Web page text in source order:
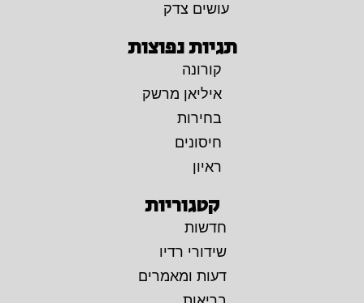
עושים צדק
תגיות נפוצות
קורונה
איליאן מרשק
בחירות
חיסונים
ראיון
קטגוריות
חדשות
שידורי רדיו
דעות ומאמרים